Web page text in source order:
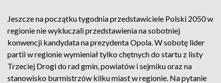
Jeszcze na początku tygodnia przedstawiciele Polski 2050 w
regionie nie wykluczali przedstawienia na sobotniej
konwencji kandydata na prezydenta Opola. W sobotę lider
partii w regionie wymieniał tylko chętnych do startu z listy
Trzeciej Drogi do rad gmin, powiatów i sejmiku oraz na
stanowisko burmistrzów kilku miast w regionie. Na pytanie